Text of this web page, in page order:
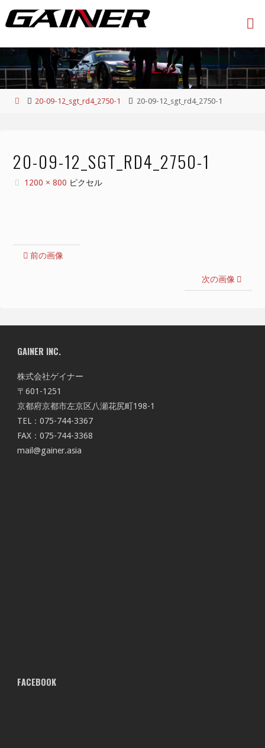
ン
ツ
へ
ホ
20-09-12_sgt_rd4_2750-1 20-09-12_sgt_rd4_2750-1
20-09-12_SGT_RD4_2750-1
フ
1200 × 800 ピクセル
前の画像
次の画像
GAINER INC.
株式会社ゲイナー
〒601-1251
京都府京都市左京区八瀬花尻町198-1
TEL：075-744-3367
FAX：075-744-3368
mail@gainer.asia
FACEBOOK